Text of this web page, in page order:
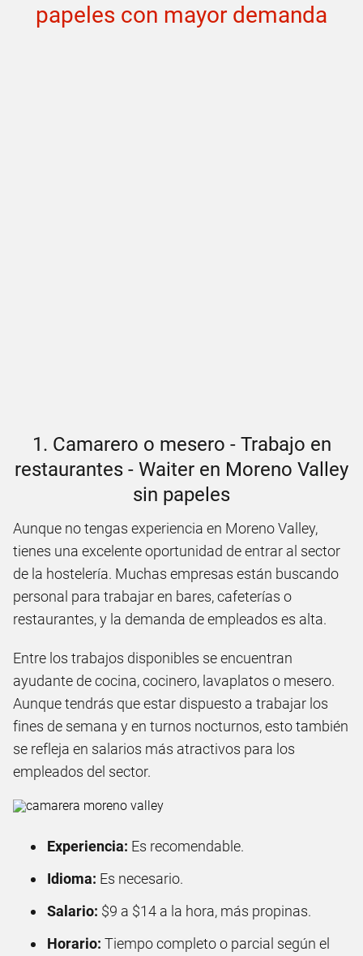
papeles con mayor demanda
1. Camarero o mesero - Trabajo en
restaurantes - Waiter en Moreno Valley
sin papeles
Aunque no tengas experiencia en Moreno Valley,
tienes una excelente oportunidad de entrar al sector
de la hostelería. Muchas empresas están buscando
personal para trabajar en bares, cafeterías o
restaurantes, y la demanda de empleados es alta.
Entre los trabajos disponibles se encuentran
ayudante de cocina, cocinero, lavaplatos o mesero.
Aunque tendrás que estar dispuesto a trabajar los
fines de semana y en turnos nocturnos, esto también
se refleja en salarios más atractivos para los
empleados del sector.
Experiencia: Es recomendable.
Idioma: Es necesario.
Salario: $9 a $14 a la hora, más propinas.
Horario: Tiempo completo o parcial según el